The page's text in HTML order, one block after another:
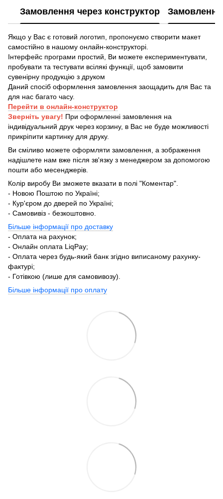
Замовлення через конструктор Замовлення
Якщо у Вас є готовий логотип, пропонуємо створити макет
самостійно в нашому онлайн-конструкторі.
Інтерфейс програми простий, Ви можете експериментувати,
пробувати та тестувати всілякі функції, щоб замовити
сувенірну продукцію з друком
Даний спосіб оформлення замовлення заощадить для Вас та
для нас багато часу.
Перейти в онлайн-конструктор
Зверніть увагу! При оформленні замовлення на
індивідуальний друк через корзину, в Вас не буде можливості
прикріпити картинку для друку.
Ви сміливо можете оформляти замовлення, а зображення
надішлете нам вже після зв'язку з менеджером за допомогою
пошти або месенджерів.
Колір виробу Ви зможете вказати в полі "Коментар".
- Новою Поштою по Україні;
- Кур'єром до дверей по Україні;
- Самовивіз - безкоштовно.
Більше інформації про доставку
- Оплата на рахунок;
- Онлайн оплата LiqPay;
- Оплата через будь-який банк згідно виписаному рахунку-
фактурі;
- Готівкою (лише для самовивозу).
Більше інформації про оплату